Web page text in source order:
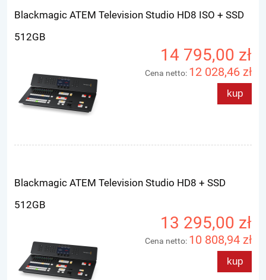
Blackmagic ATEM Television Studio HD8 ISO + SSD
512GB
14 795,00 zł
Cena netto: 12 028,46 zł
kup
Blackmagic ATEM Television Studio HD8 + SSD
512GB
13 295,00 zł
Cena netto: 10 808,94 zł
kup